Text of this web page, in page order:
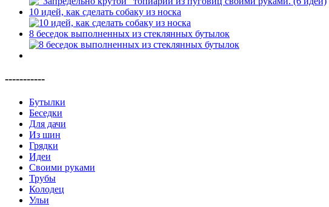
10 идей, как сделать собаку из носка
8 беседок выполненных из стеклянных бутылок
-----------
Бутылки
Беседки
Для дачи
Из шин
Грядки
Идеи
Своими руками
Трубы
Колодец
Ульи